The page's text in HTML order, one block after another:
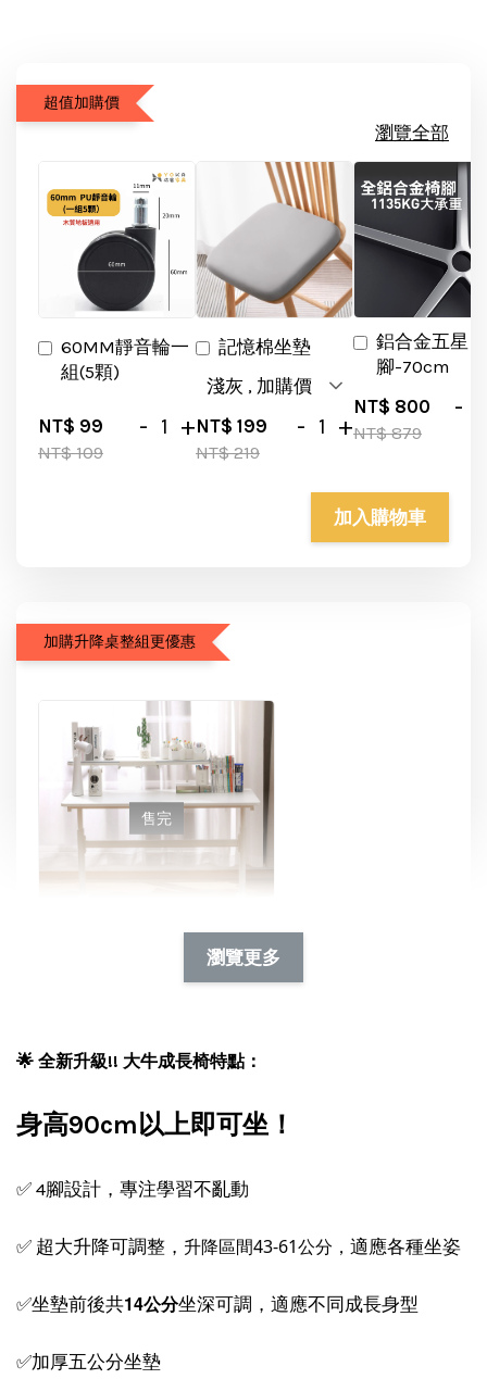
超值加購價
瀏覽全部
60MM靜音輪一
組(5顆)
NT$ 99
NT$ 109
- +
記憶棉坐墊
NT$ 199
NT$ 219
- +
鋁合金五星
腳-70cm
NT$ 800
NT$ 879
-
加入購物車
加購升降桌整組更優惠
售完
NT$ 4,399
瀏覽更多
🌟 全新升級!! 大牛成長椅特點：
身高90cm以上即可坐！
✅ 4腳設計，專注學習不亂動
✅ 超大升降可調整， 升降區間43-61公分， 適應各種坐姿
✅坐墊前後共14公分坐深可調，適應不同成長身型
✅加厚五公分坐墊